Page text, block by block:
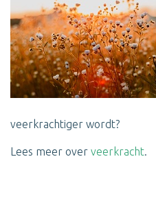
veerkrachtiger wordt?
Lees meer over veerkracht.